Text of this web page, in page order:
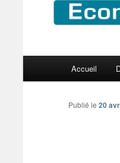
Accueil
Publié le 20